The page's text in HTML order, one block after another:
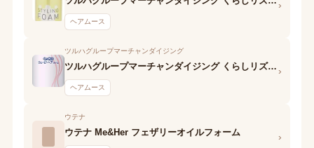
ヘアムース
›
ツルハグループマーチャンダイジング
ツルハグループマーチャンダイジング くらしリズム スタイリングフォーム くっきりウェーブ
ヘアムース
›
ウテナ
ウテナ Me&Her フェザリーオイルフォーム ›